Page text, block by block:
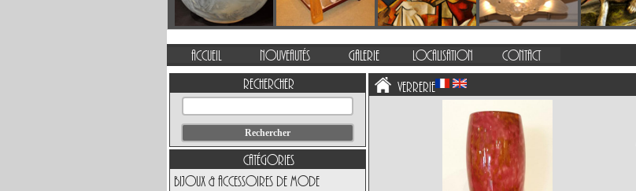
Accueil Nouveautés Galerie Localisation
Contact
Rechercher
Catégories
Bijoux & Accessoires de Mode
Verrerie